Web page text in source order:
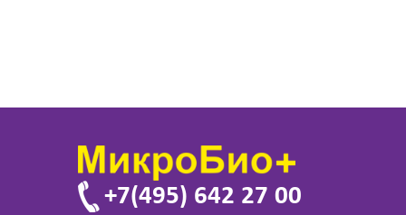
+7(495) 642 27 00